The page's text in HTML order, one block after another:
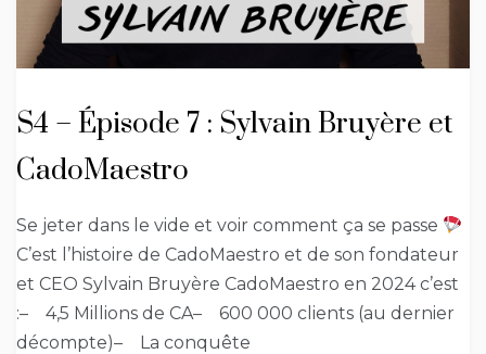
S4 – Épisode 7 : Sylvain Bruyère et
CadoMaestro
Se jeter dans le vide et voir comment ça se passe
C’est l’histoire de CadoMaestro et de son fondateur
et CEO Sylvain Bruyère CadoMaestro en 2024 c’est
:– 4,5 Millions de CA– 600 000 clients (au dernier
décompte)– La conquête